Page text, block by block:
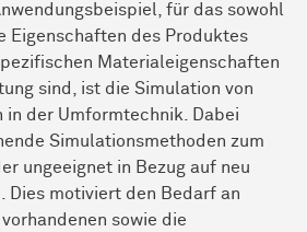
für das sowohl
Eigenschaften des Produktes
Materialeigenschaften
sind, ist die Simulation von
in der Umformtechnik. Dabei
Simulationsmethoden zum
ungeeignet in Bezug auf neu
Dies motiviert den Bedarf an
sowie die